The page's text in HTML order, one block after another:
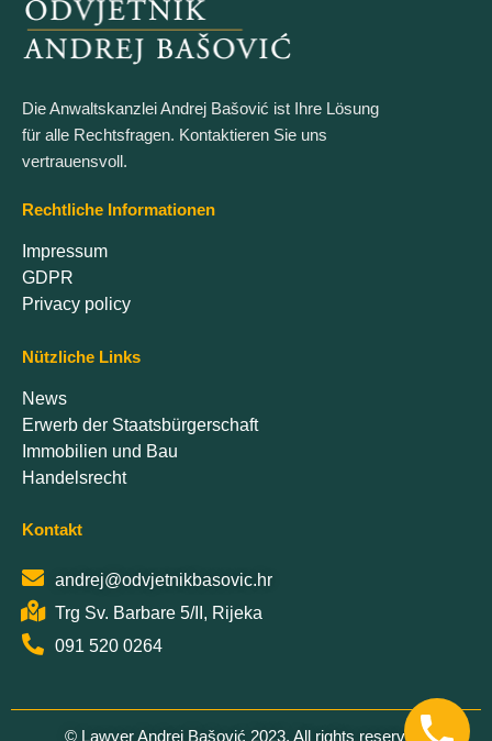
Die Anwaltskanzlei Andrej Bašović ist Ihre Lösung
für alle Rechtsfragen. Kontaktieren Sie uns
vertrauensvoll.
Rechtliche Informationen
Impressum
GDPR
Privacy policy
Nützliche Links
News
Erwerb der Staatsbürgerschaft
Immobilien und Bau
Handelsrecht
Kontakt
andrej@odvjetnikbasovic.hr
Trg Sv. Barbare 5/II, Rijeka
091 520 0264
© Lawyer Andrej Bašović 2023. All rights reserved.